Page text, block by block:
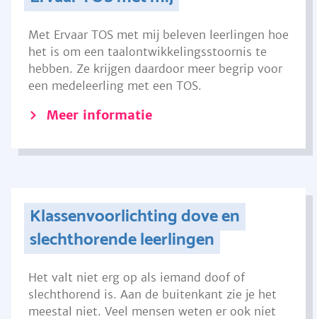
Met Ervaar TOS met mij beleven leerlingen hoe
het is om een taalontwikkelingsstoornis te
hebben. Ze krijgen daardoor meer begrip voor
een medeleerling met een TOS.
Meer informatie
Klassenvoorlichting dove en
slechthorende leerlingen
Het valt niet erg op als iemand doof of
slechthorend is. Aan de buitenkant zie je het
meestal niet. Veel mensen weten er ook niet